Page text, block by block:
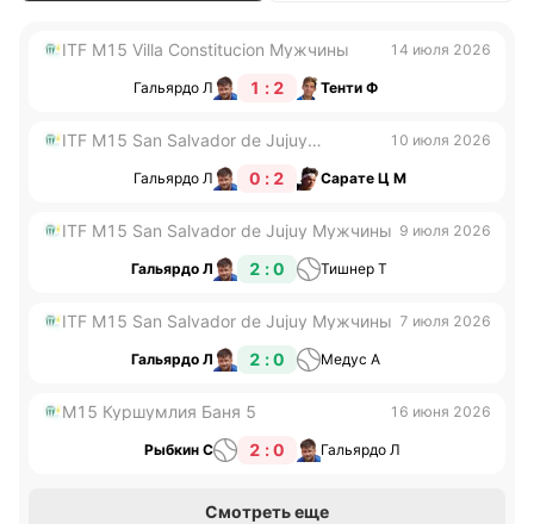
ITF M15 Villa Constitucion Мужчины 14 июля 2026
Гальярдо Л 1 : 2 Тенти Ф
ITF M15 San Salvador de Jujuy
10 июля 2026
Гальярдо Л 0 : 2 Сарате Ц М
ITF M15 San Salvador de Jujuy Мужчины 9 июля 2026
Гальярдо Л 2 : 0 Тишнер Т
ITF M15 San Salvador de Jujuy Мужчины 7 июля 2026
Гальярдо Л 2 : 0 Медус А
M15 Куршумлия Баня 5 16 июня 2026
Рыбкин С 2 : 0 Гальярдо Л
Смотреть еще